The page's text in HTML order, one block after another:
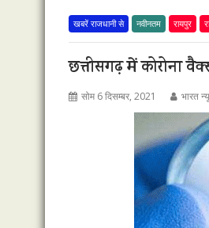
खबरें राजधानी से नवीनतम रायपुर
छत्तीसगढ़ में कोरोना
सोम 6 दिसम्बर, 2021 भारत